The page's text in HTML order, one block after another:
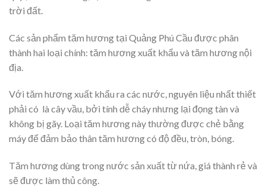
trời đất.
Các sản phẩm tăm hương tại Quảng Phú Cầu được phân
thành hai loại chính: tăm hương xuất khẩu và tăm hương nội
địa.
Với tăm hương xuất khẩu ra các nước, nguyên liệu nhất thiết
phải có là cây vầu, bởi tính dễ cháy nhưng lại đọng tàn và
không bị gãy. Loại tăm hương này thường được chẻ bằng
máy để đảm bảo thân tăm hương có độ đều, tròn, bóng.
Tăm hương dùng trong nước sản xuất từ nứa, giá thành rẻ và
sẽ được làm thủ công.